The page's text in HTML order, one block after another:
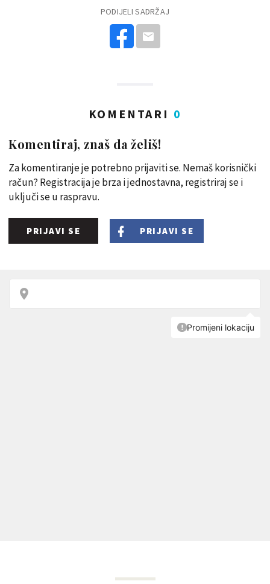
PODIJELI SADRŽAJ
KOMENTARI 0
Komentiraj, znaš da želiš!
Za komentiranje je potrebno prijaviti se. Nemaš korisnički
račun? Registracija je brza i jednostavna, registriraj se i
uključi se u raspravu.
PRIJAVI SE PRIJAVI SE